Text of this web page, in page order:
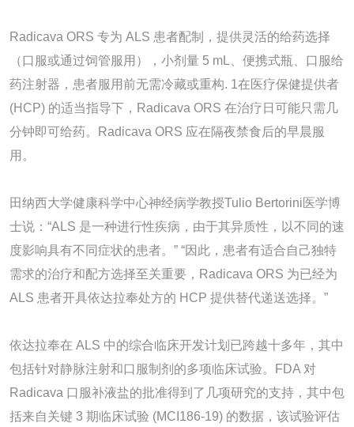
Radicava ORS 专为 ALS 患者配制，提供灵活的给药选择
（口服或通过饲管服用），小剂量 5 mL、便携式瓶、口服给
药注射器，患者服用前无需冷藏或重构. 1在医疗保健提供者
(HCP) 的适当指导下，Radicava ORS 在治疗日可能只需几
分钟即可给药。Radicava ORS 应在隔夜禁食后的早晨服
用。
田纳西大学健康科学中心神经病学教授Tulio Bertorini医学博
士说：“ALS 是一种进行性疾病，由于其异质性，以不同的速
度影响具有不同症状的患者。” “因此，患者有适合自己独特
需求的治疗和配方选择至关重要，Radicava ORS 为已经为
ALS 患者开具依达拉奉处方的 HCP 提供替代递送选择。”
依达拉奉在 ALS 中的综合临床开发计划已跨越十多年，其中
包括针对静脉注射和口服制剂的多项临床试验。FDA 对
Radicava 口服补液盐的批准得到了几项研究的支持，其中包
括来自关键 3 期临床试验 (MCI186-19) 的数据，该试验评估